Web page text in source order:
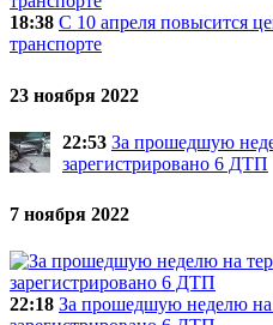
18:38 С 10 апреля повысится
транспорте
23 ноября 2022
22:53 За прошедшую
зарегистрировано 6 ДТП
7 ноября 2022
22:18 За прошедшую неделю